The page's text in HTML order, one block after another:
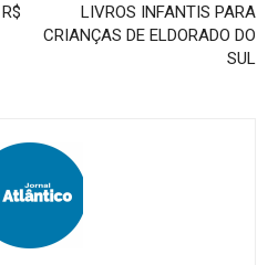
LIVROS INFANTIS PARA
CRIANÇAS DE ELDORADO DO
SUL